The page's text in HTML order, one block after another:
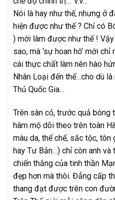
Nói là hay như thế, nhưng ở
hiện được như thế ? Chỉ có
) mới làm được như thế !
sao, mà ‘sự hoan hô’ mới
cái thực chất làm nên hào
Nhân Loại đến thế…cho dù
Thủ Quốc Gia…
Trên sân cỏ, trước quả
hâm mộ dõi theo trên toàn
màu da, thể chế, sắc tộc,
hay Tư Bản…) chỉ còn anh
chiến thắng của tinh thần
đẹp hơn mà thôi. Đẳng cấp
thang đạt được trên con